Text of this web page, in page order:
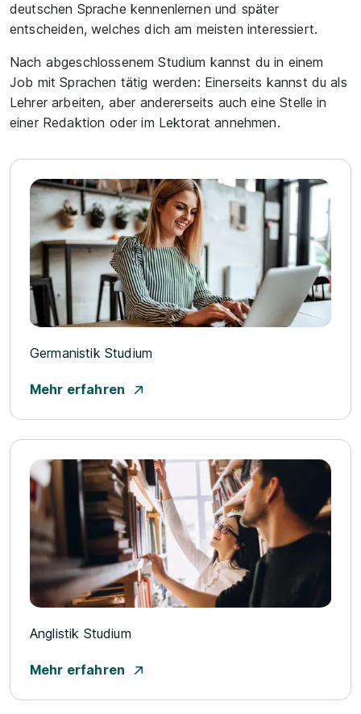
deutschen Sprache kennenlernen und später
entscheiden, welches dich am meisten interessiert.
Nach abgeschlossenem Studium kannst du in einem
Job mit Sprachen tätig werden: Einerseits kannst du als
Lehrer arbeiten, aber andererseits auch eine Stelle in
einer Redaktion oder im Lektorat annehmen.
Germanistik Studium
Mehr erfahren
Anglistik Studium
Mehr erfahren